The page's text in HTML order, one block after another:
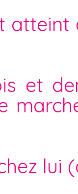
atteint
et
lui